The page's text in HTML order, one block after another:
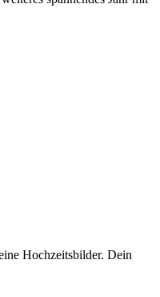
Hochzeitsbilder. Dein